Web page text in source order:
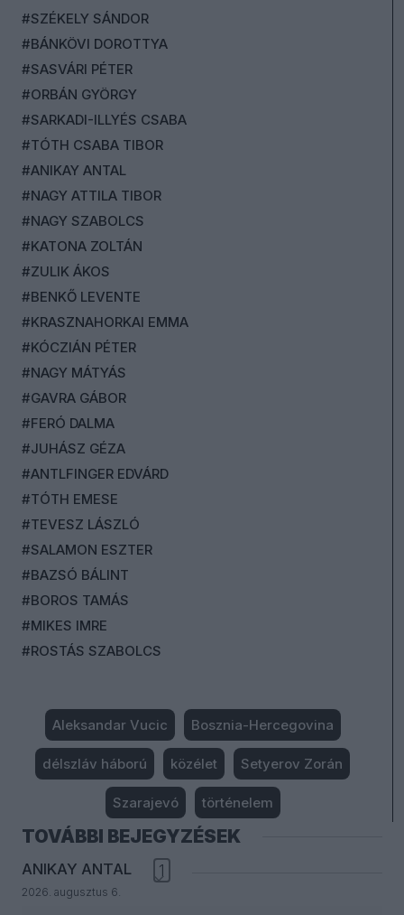
#SZÉKELY SÁNDOR
#BÁNKÖVI DOROTTYA
#SASVÁRI PÉTER
#ORBÁN GYÖRGY
#SARKADI-ILLYÉS CSABA
#TÓTH CSABA TIBOR
#ANIKAY ANTAL
#NAGY ATTILA TIBOR
#NAGY SZABOLCS
#KATONA ZOLTÁN
#ZULIK ÁKOS
#BENKŐ LEVENTE
#KRASZNAHORKAI EMMA
#KÓCZIÁN PÉTER
#NAGY MÁTYÁS
#GAVRA GÁBOR
#FERÓ DALMA
#JUHÁSZ GÉZA
#ANTLFINGER EDVÁRD
#TÓTH EMESE
#TEVESZ LÁSZLÓ
#SALAMON ESZTER
#BAZSÓ BÁLINT
#BOROS TAMÁS
#MIKES IMRE
#ROSTÁS SZABOLCS
Aleksandar Vucic Bosznia-Hercegovina
délszláv háború közélet Setyerov Zorán
Szarajevó történelem
TOVÁBBI BEJEGYZÉSEK
ANIKAY ANTAL
2026. augusztus 6.
1